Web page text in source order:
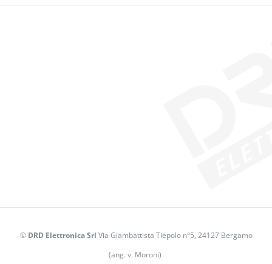
© DRD Elettronica Srl Via Giambattista Tiepolo n°5, 24127 Bergamo
(ang. v. Moroni)